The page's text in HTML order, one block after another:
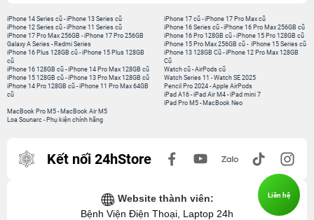
iPhone 14 Series cũ -iPhone 13 Series cũ
iPhone 12 Series cũ -iPhone 11 Series cũ
iPhone 17 Pro Max 256GB -iPhone 17 Pro 256GB
Galaxy A Series - Redmi Series
iPhone 17 cũ -iPhone 17 Pro Max cũ
iPhone 16 Series cũ - iPhone 16 Pro Max 256GB cũ
iPhone 16 Pro 128GB cũ -iPhone 15 Pro 128GB cũ
iPhone 15 Pro Max 256GB cũ - iPhone 15 Series cũ
iPhone 16 Plus 128GB cũ -iPhone 15 Plus 128GB
cũ
iPhone 16 128GB cũ -iPhone 14 Pro Max 128GB cũ
iPhone 15 128GB cũ -iPhone 13 Pro Max 128GB cũ
iPhone 14 Pro 128GB cũ -iPhone 11 Pro Max 64GB
cũ
iPhone 13 128GB Cũ -iPhone 12 Pro Max 128GB
Cũ
Watch cũ -AirPods cũ
Watch Series 11 -Watch SE 2025
Pencil Pro 2024 -Apple AirPods
iPad A16 -iPad Air M4 -iPad mini 7
iPad Pro M5 - MacBook Neo
MacBook Pro M5 - MacBook Air M5
Loa Sounarc - Phụ kiện chính hãng
Kết nối 24hStore
Website thành viên:
Bệnh Viện Điện Thoại, Laptop 24h
Liên hệ